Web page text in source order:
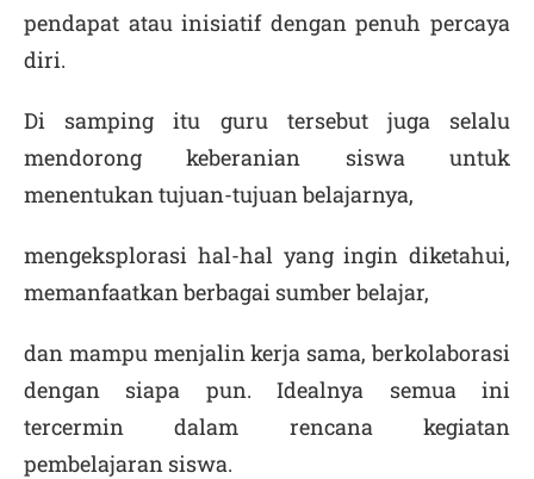
pendapat atau inisiatif dengan penuh percaya
diri.
Di samping itu guru tersebut juga selalu
mendorong keberanian siswa untuk
menentukan tujuan-tujuan belajarnya,
mengeksplorasi hal-hal yang ingin diketahui,
memanfaatkan berbagai sumber belajar,
dan mampu menjalin kerja sama, berkolaborasi
dengan siapa pun. Idealnya semua ini
tercermin dalam rencana kegiatan
pembelajaran siswa.